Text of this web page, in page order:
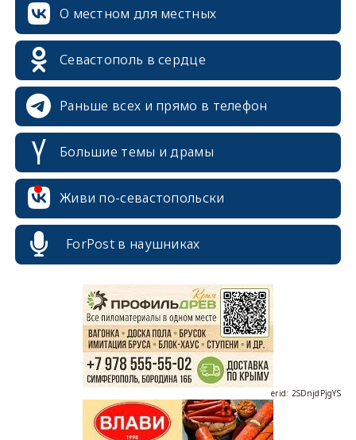
О местном для местных
Севастополь в сердце
Раньше всех и прямо в телефон
Большие темы и драмы
Живи по-севастопольски
ForPost в наушниках